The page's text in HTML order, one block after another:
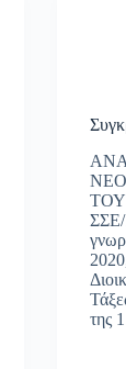
ΣΣΕ/
της